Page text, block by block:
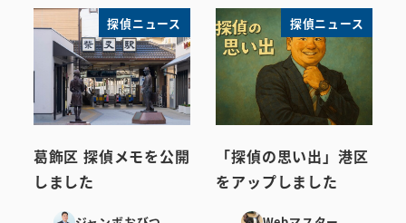
探偵ニュース
葛飾区 探偵メモを公開
しました
探偵ニュース
「探偵の思い出」港区
をアップしました